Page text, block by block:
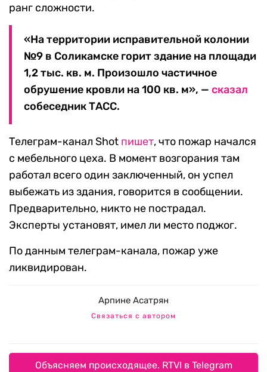
ранг сложности.
«На территории исправительной колонии
№9 в Соликамске горит здание на площади
1,2 тыс. кв. м. Произошло частичное
обрушение кровли на 100 кв. м», — сказал
собеседник ТАСС.
Телеграм-канал Shot пишет, что пожар начался
с мебельного цеха. В момент возгорания там
работал всего один заключенный, он успел
выбежать из здания, говорится в сообщении.
Предварительно, никто не пострадал.
Эксперты установят, имел ли место поджог.
По данным телеграм-канала, пожар уже
ликвидирован.
Арпине Асатрян
Связаться с автором
Объясняем происходящее. RTVI в Telegram